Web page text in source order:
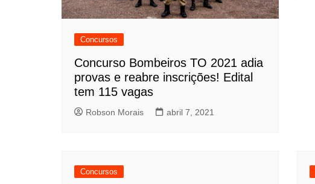
Concursos
Concurso Bombeiros TO 2021 adia
provas e reabre inscrições! Edital
tem 115 vagas
Robson Morais abril 7, 2021
Concursos